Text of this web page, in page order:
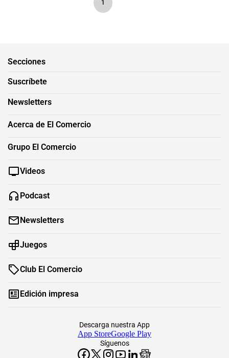
1
Secciones
Suscríbete
Newsletters
Acerca de El Comercio
Grupo El Comercio
Videos
Podcast
Newsletters
Juegos
Club El Comercio
Edición impresa
Síguenos
Descarga nuestra App
App StoreGoogle Play